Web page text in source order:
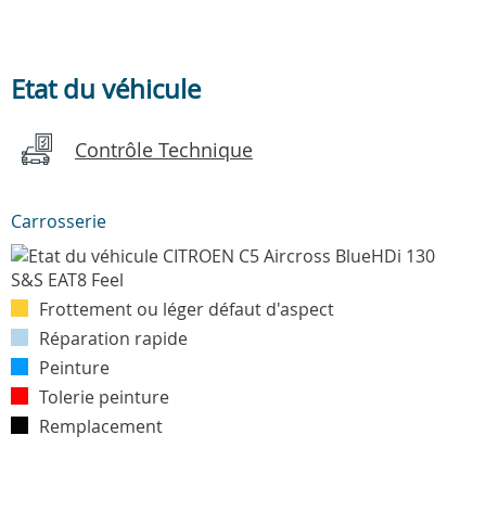
Etat du véhicule
Contrôle Technique
Carrosserie
Frottement ou léger défaut d'aspect
Réparation rapide
Peinture
Tolerie peinture
Remplacement